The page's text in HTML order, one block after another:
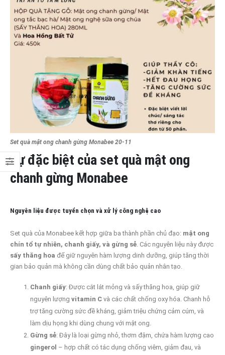
Set quà mật ong chanh gừng Monabee 20-11
Sự đặc biệt của set quà mật ong
chanh gừng Monabee
Nguyên liệu được tuyển chọn và xử lý công nghệ cao
Set quà của Monabee kết hợp giữa ba thành phần chủ đạo: mật ong
chín tổ tự nhiên, chanh giấy, và gừng sẻ . Các nguyên liệu này được
sấy thăng hoa để giữ nguyên hàm lượng dinh dưỡng, giúp tăng thời
gian bảo quản mà không cần dùng chất bảo quản nhân tạo.
Chanh giấy: Được cắt lát mỏng và sấy thăng hoa, giúp giữ
nguyên lượng vitamin C và các chất chống oxy hóa. Chanh hỗ
trợ tăng cường sức đề kháng, giảm triệu chứng cảm cúm, và
làm dịu họng khi dùng chung với mật ong.
Gừng sẻ: Đây là loại gừng nhỏ, thơm đậm, chứa hàm lượng cao
gingerol – hợp chất có tác dụng chống viêm, giảm đau, và